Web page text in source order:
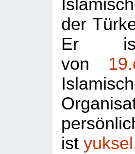
der
Er
von
ist